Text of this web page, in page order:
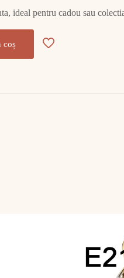
ideal pentru cadou sau
coș